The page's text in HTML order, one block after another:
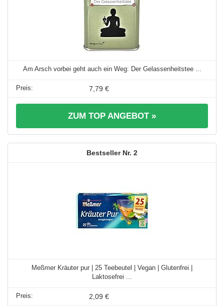
Am Arsch vorbei geht auch ein Weg: Der Gelassenheitstee ...
7,79 €
ZUM TOP ANGEBOT »
2
Meßmer Kräuter pur | 25 Teebeutel | Vegan | Glutenfrei |
Laktosefrei ...
2,09 €